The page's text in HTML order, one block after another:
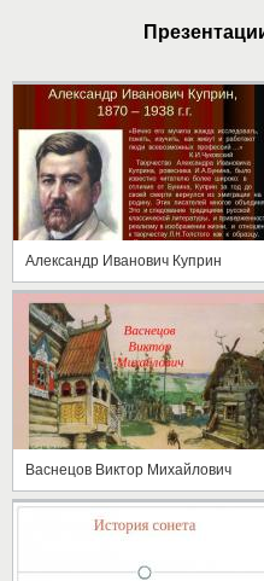
Александр Иванович Куприн
Васнецов Виктор Михайлович